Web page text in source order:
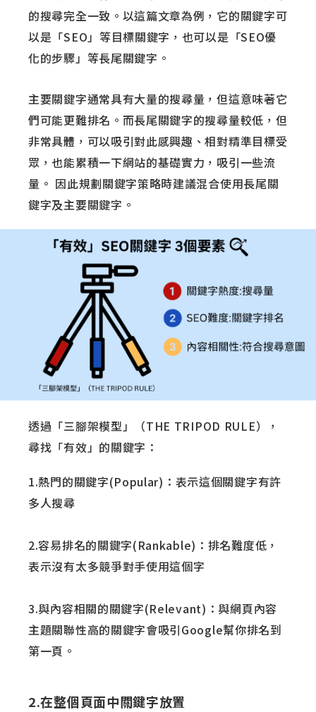
的搜尋完全一致。以這篇文章為例，它的關鍵字可
以是「SEO」等目標關鍵字，也可以是「SEO優
化的步驟」等長尾關鍵字。
主要關鍵字通常具有大量的搜尋量，但這意味著它
們可能更難排名。而長尾關鍵字的搜尋量較低，但
非常具體，可以吸引對此感興趣、相對精準目標受
眾，​​也能累積一下網站的基礎實力，吸引一些流
量。 因此規劃關鍵字策略時建議混合使用長尾關
鍵字及主要關鍵字。
透過「三腳架模型」（THE TRIPOD RULE），​​
尋找「有效」的關鍵字：
1.熱門的關鍵字(Popular)：表示這個關鍵字有許
多人搜尋
2.容易排名的關鍵字(Rankable)：排名難度低，
表示沒有太多競爭對手使用這個字
3.與內容相關的關鍵字(Relevant)：與網頁內容
主題關聯性高的關鍵字會吸引Google幫你排名到
第一頁。
2.在整個頁面中關鍵字放置